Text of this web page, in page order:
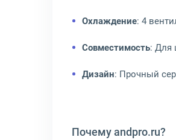
Охлаждение: 4
Совместимость: Для
Дизайн: Прочный
Почему andpro.ru?